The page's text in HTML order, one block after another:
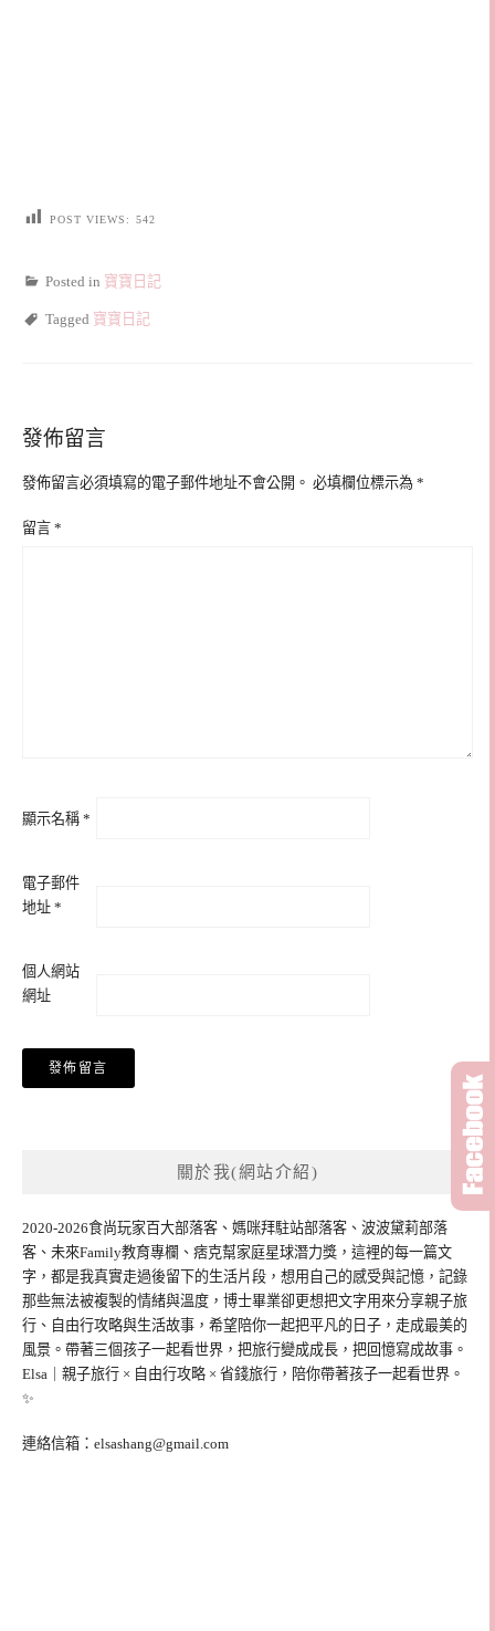
POST VIEWS: 542
Posted in 寶寶日記
Tagged 寶寶日記
發佈留言
發佈留言必須填寫的電子郵件地址不會公開。 必填欄位標示為 *
留言 *
顯示名稱 *
電子郵件
地址 *
個人網站
網址
關於我(網站介紹)
2020-2026食尚玩家百大部落客、媽咪拜駐站部落客、波波黛莉部落
客、未來Family教育專欄、痞克幫家庭星球潛力獎，這裡的每一篇文
字，都是我真實走過後留下的生活片段，想用自己的感受與記憶，記錄
那些無法被複製的情緒與溫度，博士畢業卻更想把文字用來分享親子旅
行、自由行攻略與生活故事，希望陪你一起把平凡的日子，走成最美的
風景。帶著三個孩子一起看世界，把旅行變成成長，把回憶寫成故事。
Elsa｜親子旅行 × 自由行攻略 × 省錢旅行，陪你帶著孩子一起看世界。
✨
連絡信箱： elsashang@gmail.com